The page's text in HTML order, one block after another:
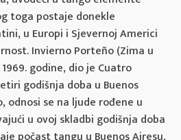
toga postaje donekle
u Europi i Sjevernoj Americi
Invierno Porteño (Zima u
godine, dio je Cuatro
godišnja doba u Buenos
odnosi se na ljude rođene u
u ovoj skladbi godišnja doba